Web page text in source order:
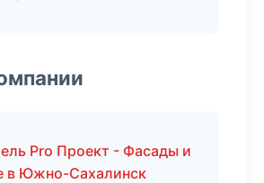
Pro Проект - Фасады и
в Южно-Сахалинск